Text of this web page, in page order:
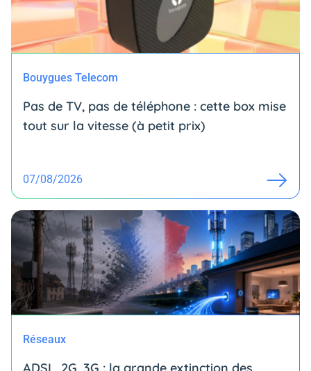
Bouygues Telecom
Pas de TV, pas de téléphone : cette box mise
tout sur la vitesse (à petit prix)
07/08/2026
Réseaux